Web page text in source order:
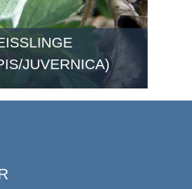
JUVERNICA)